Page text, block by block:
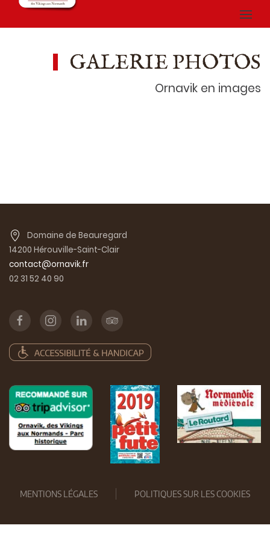
GALERIE PHOTOS
Ornavik en images
Domaine de Beauregard
14200 Hérouville-Saint-Clair
contact@ornavik.fr
02 31 52 40 90
MENTIONS LÉGALES POLITIQUES SUR LES COOKIES